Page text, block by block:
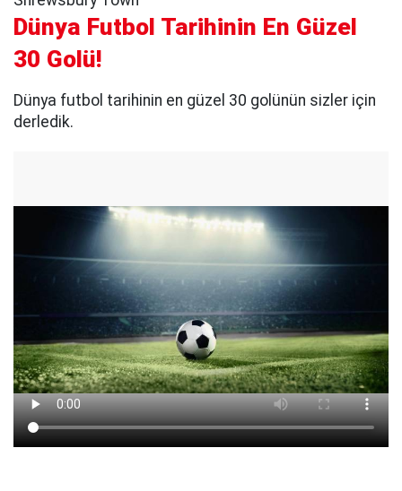
Dünya Futbol Tarihinin En Güzel
30 Golü!
Dünya futbol tarihinin en güzel 30 golünün sizler için
derledik.